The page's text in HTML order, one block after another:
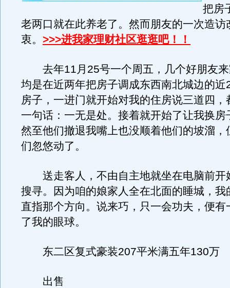
把房
老两口就在此养老了。然而朋友的一次造访
衷。 >>>进我家理财社区逛逛吧！！
去年11月25号一个周五，几个好朋友来
均是在近两年把房子调成东西南北城边的近
房子，一进门就开始对我的住房说三道四，
一句话：一无是处。接着就开始了让我换房
然至他们撤退我嘴上也没顺着他们的坡溜，
们忽悠动了。
送走客人，不由自主地就坐在电脑前开
搜寻。因为咱的娘家人全在北面的睡城，我
直指那个方向。说来巧，只一会功夫，便有
了我的眼球。
东二区复式豪装207平米满五年130万
出售